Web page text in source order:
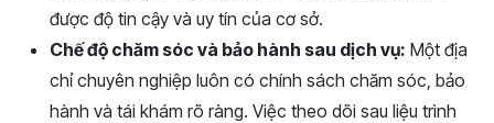
được độ tin cậy và uy tín của cơ sở.
Chế độ chăm sóc và bảo hành sau dịch vụ: Một địa
chỉ chuyên nghiệp luôn có chính sách chăm sóc, bảo
hành và tái khám rõ ràng. Việc theo dõi sau liệu trình